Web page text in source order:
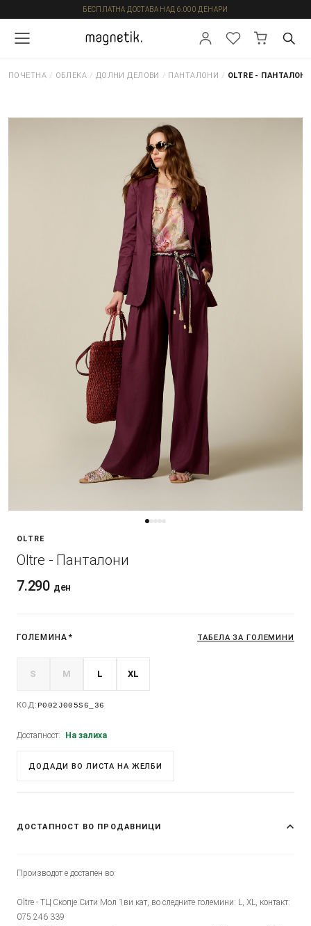
БЕСПЛАТНА ДОСТАВА НАД 6.000 ДЕНАРИ
ПОЧЕТНА / ОБЛЕКА / ДОЛНИ ДЕЛОВИ / ПАНТАЛОНИ / OLTRE -
OLTRE
Oltre - Панталони
7.290 ден
ГОЛЕМИНА * ТАБЕЛА ЗА ГОЛЕМИНИ
S M L XL
КОД: P002J005S6_36
Достапност: На залиха
ДОДАДИ ВО ЛИСТА НА ЖЕЛБИ
ДОСТАПНОСТ ВО ПРОДАВНИЦИ
Производот е достапен во:
Oltre - ТЦ Скопје Сити Мол 1ви кат, во следните големини: L, XL, контакт:
075 246 339